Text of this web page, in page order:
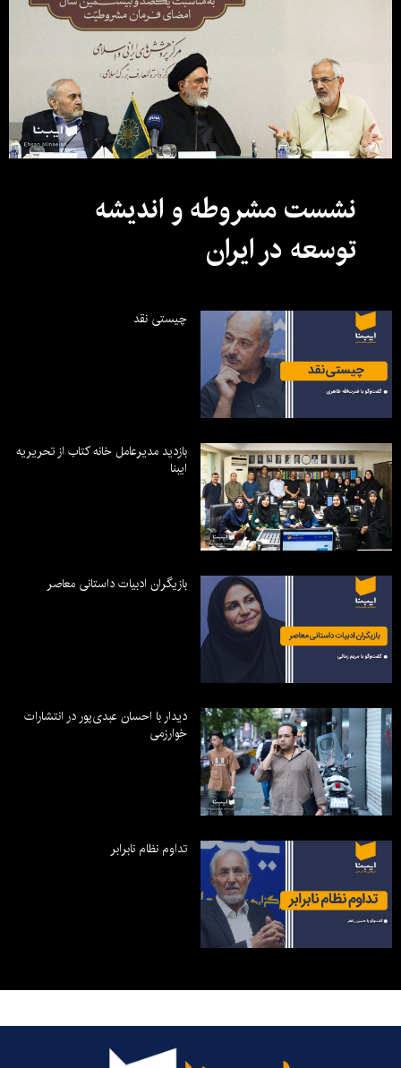
نشست مشروطه و اندیشه
توسعه در ایران
چیستی نقد
بازدید مدیرعامل خانه کتاب از تحریریه
ایبنا
بازیگران ادبیات داستانی معاصر
دیدار با احسان عبدی‌پور در انتشارات
خوارزمی
تداوم نظام نابرابر